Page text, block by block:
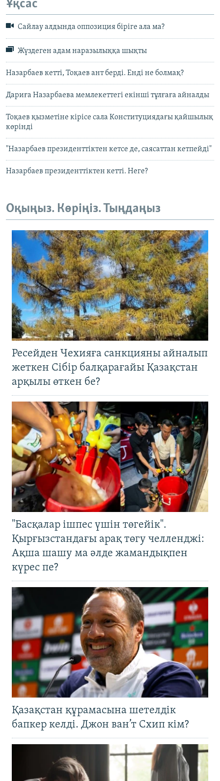
Ұқсас
Сайлау алдында оппозиция біріге ала ма?
Жүздеген адам наразылыққа шықты
Назарбаев кетті, Тоқаев ант берді. Енді не болмақ?
Дариға Назарбаева мемлекеттегі екінші тұлғаға айналды
Тоқаев қызметіне кірісе сала Конституциядағы қайшылық
көрінді
"Назарбаев президенттіктен кетсе де, саясаттан кетпейді"
Назарбаев президенттіктен кетті. Неге?
Оқыңыз. Көріңіз. Тыңдаңыз
Ресейден Чехияға санкцияны айналып
жеткен Сібір балқарағайы Қазақстан
арқылы өткен бе?
"Басқалар ішпес үшін төгейік".
Қырғызстандағы арақ төгу челленджі:
Ақша шашу ма әлде жамандықпен
күрес пе?
Қазақстан құрамасына шетелдік
бапкер келді. Джон ван’т Схип кім?